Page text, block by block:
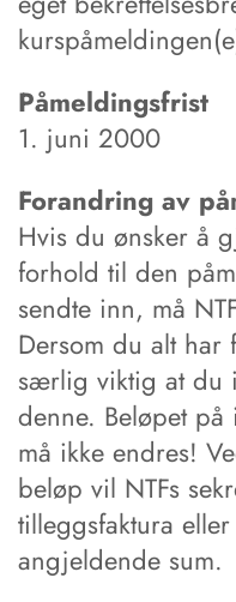
Påmeldingsfrist
1. juni 2000
Forandring av
Hvis du ønsker å
forhold til den
sendte inn, må
Dersom du alt har
særlig viktig at du
denne. Beløpet på
må ikke endres!
beløp vil NTFs
tilleggsfaktura
angjeldende sum.